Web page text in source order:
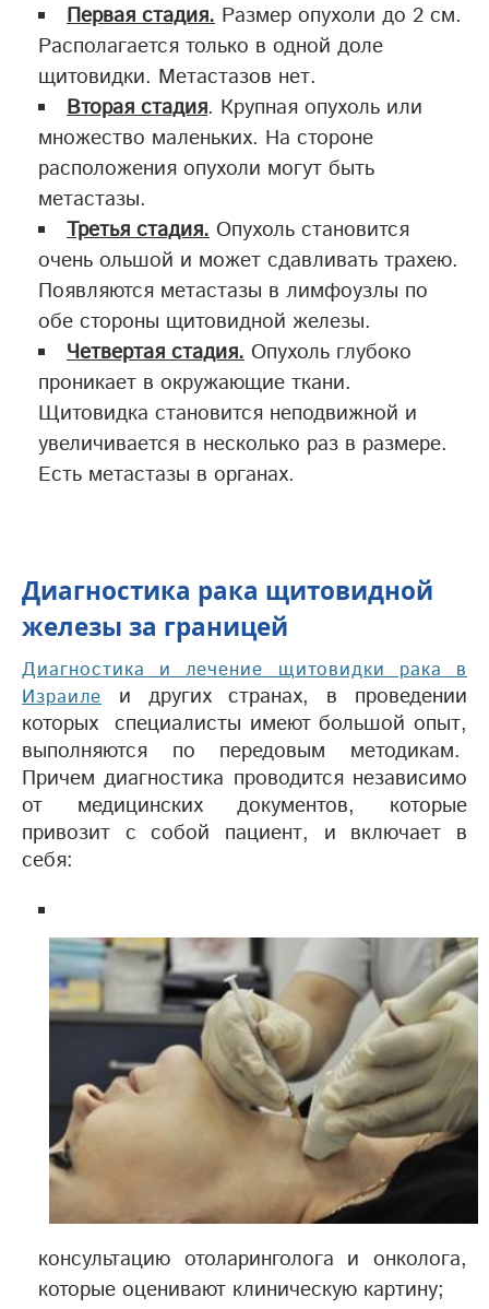
Первая стадия. Размер опухоли до 2 см.
Располагается только в одной доле
щитовидки. Метастазов нет.
Вторая стадия. Крупная опухоль или
множество маленьких. На стороне
расположения опухоли могут быть
метастазы.
Третья стадия. Опухоль становится
очень ольшой и может сдавливать трахею.
Появляются метастазы в лимфоузлы по
обе стороны щитовидной железы.
Четвертая стадия. Опухоль глубоко
проникает в окружающие ткани.
Щитовидка становится неподвижной и
увеличивается в несколько раз в размере.
Есть метастазы в органах.
Диагностика рака щитовидной
железы за границей
Диагностика и лечение щитовидки рака в
Израиле и других странах, в проведении
которых специалисты имеют большой опыт,
выполняются по передовым методикам.
Причем диагностика проводится независимо
от медицинских документов, которые
привозит с собой пациент, и включает в
себя:
консультацию отоларинголога и онколога,
которые оценивают клиническую картину;